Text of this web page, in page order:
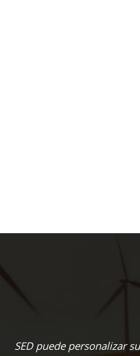
SED puede personalizar